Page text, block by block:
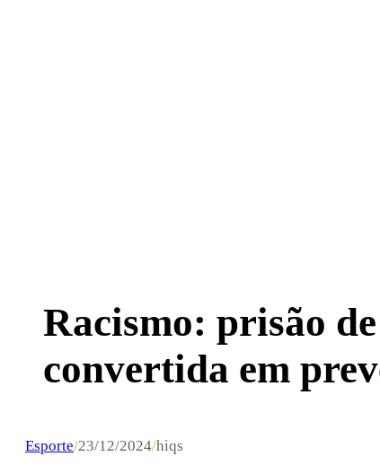
Racismo: prisão
convertida em
Esporte/23/12/2024/hiqs